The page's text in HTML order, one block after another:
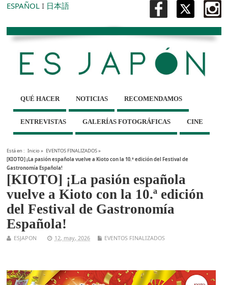
ESPAÑOL I 日本語
QUÉ HACER NOTICIAS RECOMENDAMOS
ENTREVISTAS GALERÍAS FOTOGRÁFICAS CINE
Está en : Inicio» EVENTOS FINALIZADOS»
[KIOTO] ¡La pasión española vuelve a Kioto con la 10.ª edición del Festival de
Gastronomía Española!
[KIOTO] ¡La pasión española
vuelve a Kioto con la 10.ª edición
del Festival de Gastronomía
Española!
ESJAPON 12, may, 2026 EVENTOS FINALIZADOS